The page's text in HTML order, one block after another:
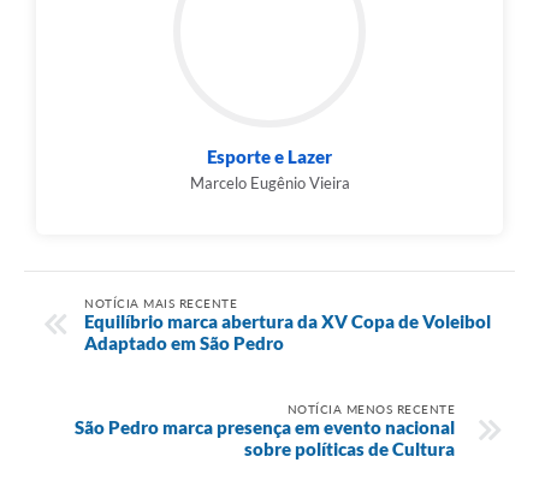
Esporte e Lazer
Marcelo Eugênio Vieira
NOTÍCIA MAIS RECENTE
Equilíbrio marca abertura da XV Copa de Voleibol
Adaptado em São Pedro
NOTÍCIA MENOS RECENTE
São Pedro marca presença em evento nacional
sobre políticas de Cultura